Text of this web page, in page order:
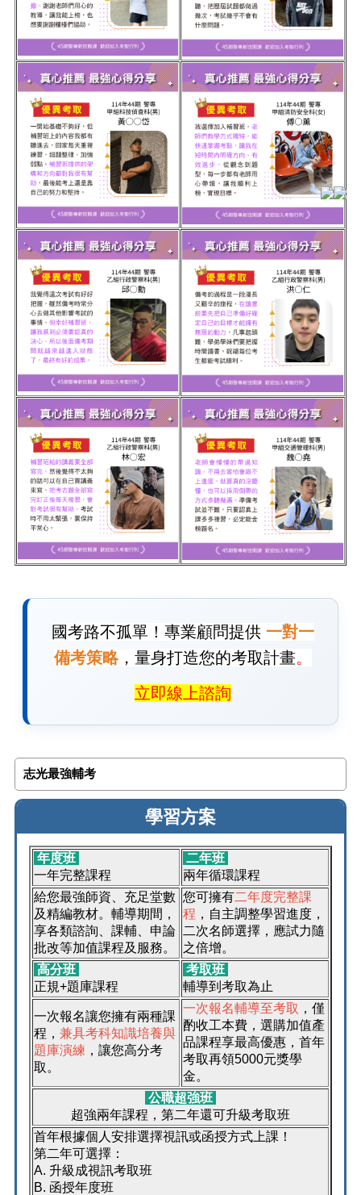
國考路不孤單！專業顧問提供 一對一
備考策略，量身打造您的考取計畫。
立即線上諮詢
志光最強輔考
學習方案
年度班
一年完整課程
二年班
兩年循環課程
給您最強師資、充足堂數
及精編教材。輔導期間，
享各類諮詢、課輔、申論
批改等加值課程及服務。
您可擁有二年度完整課
程 ，自主調整學習進度，
二次名師選擇，應試力隨
之倍增。
高分班
正規+題庫課程
考取班
輔導到考取為止
一次報名讓您擁有兩種課
程， 兼具考科知識培養與
題庫演練 ，讓您高分考
取。
一次報名輔導至考取 ，僅
酌收工本費，選購加值產
品課程享最高優惠，首年
考取再領5000元獎學
金。
公職超強班
超強兩年課程，第二年還可升級考取班
首年根據個人安排選擇視訊或函授方式上課！
第二年可選擇：
A. 升級成視訊考取班
B. 函授年度班